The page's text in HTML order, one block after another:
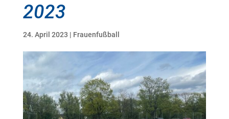
2023
24. April 2023 | Frauenfußball